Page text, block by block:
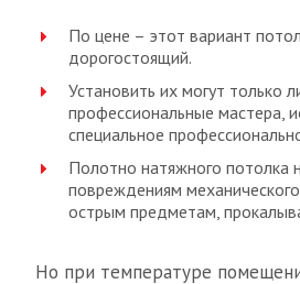
По цене – этот вариант
дорогостоящий.
Установить их могут только
профессиональные мастера,
специальное
Полотно натяжного потолка
повреждениям
острым предметам,
Но при температуре